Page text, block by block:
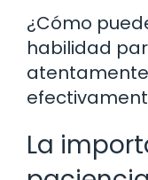
¿Cómo
habilidad
La